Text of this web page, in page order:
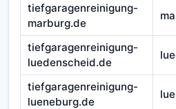
tiefgaragenreinigung-
marburg.de
tiefgaragenreinigung-
luedenscheid.de
tiefgaragenreinigung-
lueneburg.de